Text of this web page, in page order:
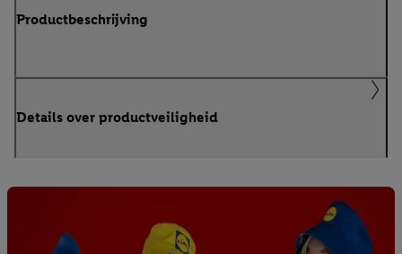
Productbeschrijving
Details over productveiligheid